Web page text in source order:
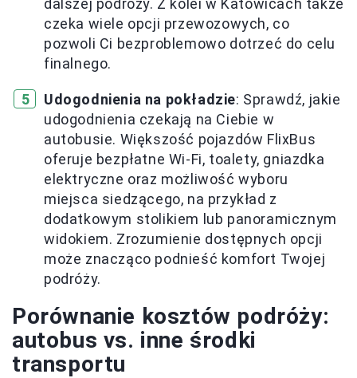
dalszej podróży. Z kolei w Katowicach także
czeka wiele opcji przewozowych, co
pozwoli Ci bezproblemowo dotrzeć do celu
finalnego.
Udogodnienia na pokładzie: Sprawdź, jakie
udogodnienia czekają na Ciebie w
autobusie. Większość pojazdów FlixBus
oferuje bezpłatne Wi-Fi, toalety, gniazdka
elektryczne oraz możliwość wyboru
miejsca siedzącego, na przykład z
dodatkowym stolikiem lub panoramicznym
widokiem. Zrozumienie dostępnych opcji
może znacząco podnieść komfort Twojej
podróży.
Porównanie kosztów podróży:
autobus vs. inne środki
transportu